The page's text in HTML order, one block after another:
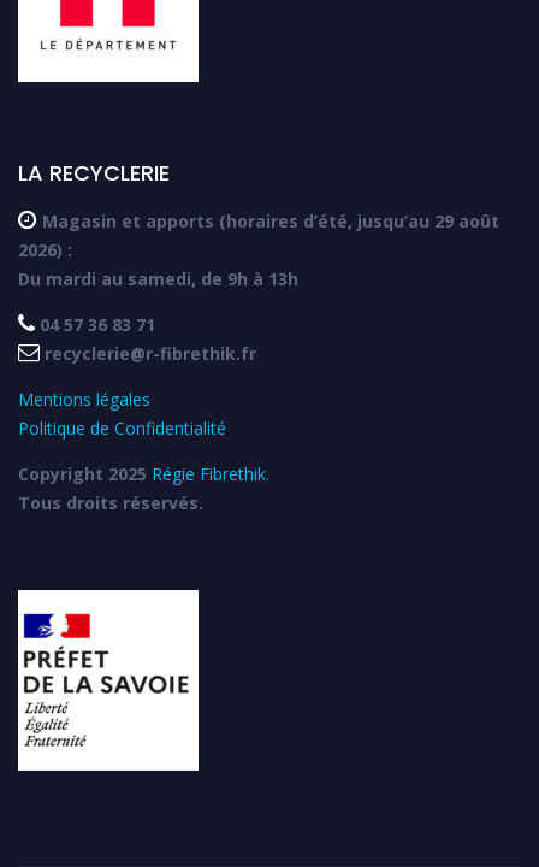
LA RECYCLERIE
 Magasin et apports (horaires d’été, jusqu’au 29 août
2026) :
Du mardi au samedi, de 9h à 13h
 04 57 36 83 71
 recyclerie@r-fibrethik.fr
Mentions légales
Politique de Confidentialité
Copyright 2025 Régie Fibrethik.
Tous droits réservés.